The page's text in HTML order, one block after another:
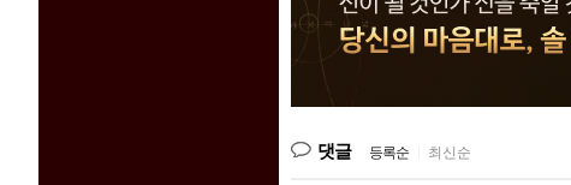
댓글 등록순 최신순